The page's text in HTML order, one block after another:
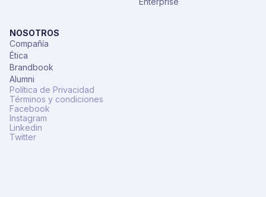
NOSOTROS
Compañía
Ética
Brandbook
Alumni
Política de Privacidad
Términos y condiciones
Facebook
Instagram
Linkedin
Twitter